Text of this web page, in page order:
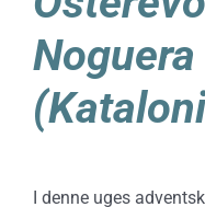
Noguera
I denne uges